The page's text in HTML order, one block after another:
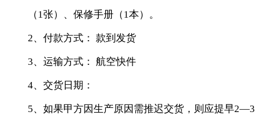
（1张）、保修手册（1本）。
2、付款方式： 款到发货
3、运输方式： 航空快件
4、交货日期：
5、如果甲方因生产原因需推迟交货，则应提早2—3